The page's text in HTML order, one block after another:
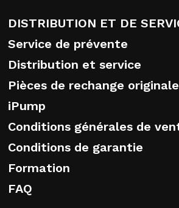
DISTRIBUTION ET DE
Service de prévente
Distribution et service
Pièces de rechange
iPump
Conditions générales de
Conditions de garantie
Formation
FAQ